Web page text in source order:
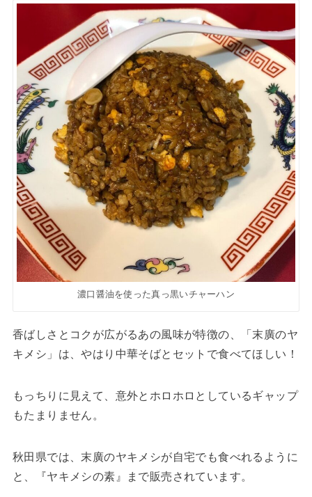
濃口醤油を使った真っ黒いチャーハン
香ばしさとコクが広がるあの風味が特徴の、「末廣のヤ
キメシ」は、やはり中華そばとセットで食べてほしい！
もっちりに見えて、意外とホロホロとしているギャップ
もたまりません。
秋田県では、末廣のヤキメシが自宅でも食べれるように
と、『ヤキメシの素』まで販売されています。